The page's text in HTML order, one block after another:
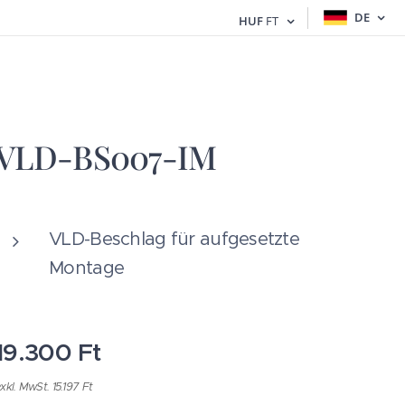
HUF FT DE
BS007-IM
VLD-Beschlag für aufgesetzte
Montage
Ft
MwSt. 15.197 Ft